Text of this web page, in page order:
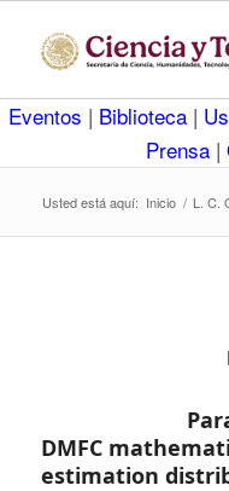
Eventos | Biblioteca |
Prensa |
Usted está aquí: Inicio / L. C.
DMFC
estimation